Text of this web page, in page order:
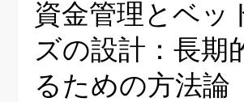
資金管理とベッ
ズの設計：長期
るための方法論